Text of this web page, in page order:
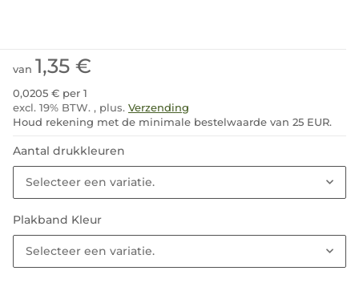
van 1,35 €
0,0205 € per 1
excl. 19% BTW. , plus. Verzending
Houd rekening met de minimale bestelwaarde van 25 EUR.
Aantal drukkleuren
Selecteer een variatie.
Plakband Kleur
Selecteer een variatie.